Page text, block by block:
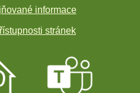
informace
stránek